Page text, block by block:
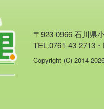
〒923-0966 石川県
TEL.0761-43-2713
Copyright (C) 2014-